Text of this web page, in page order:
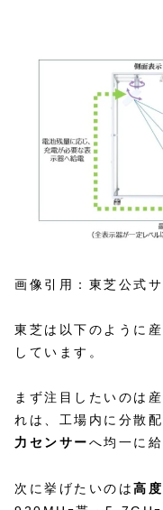
画像引用：東芝公式サ
東芝は以下のように
しています。
まず注目したいのは
れは、工場内に分散
力センサーへ均一に
次に挙げたいのは高